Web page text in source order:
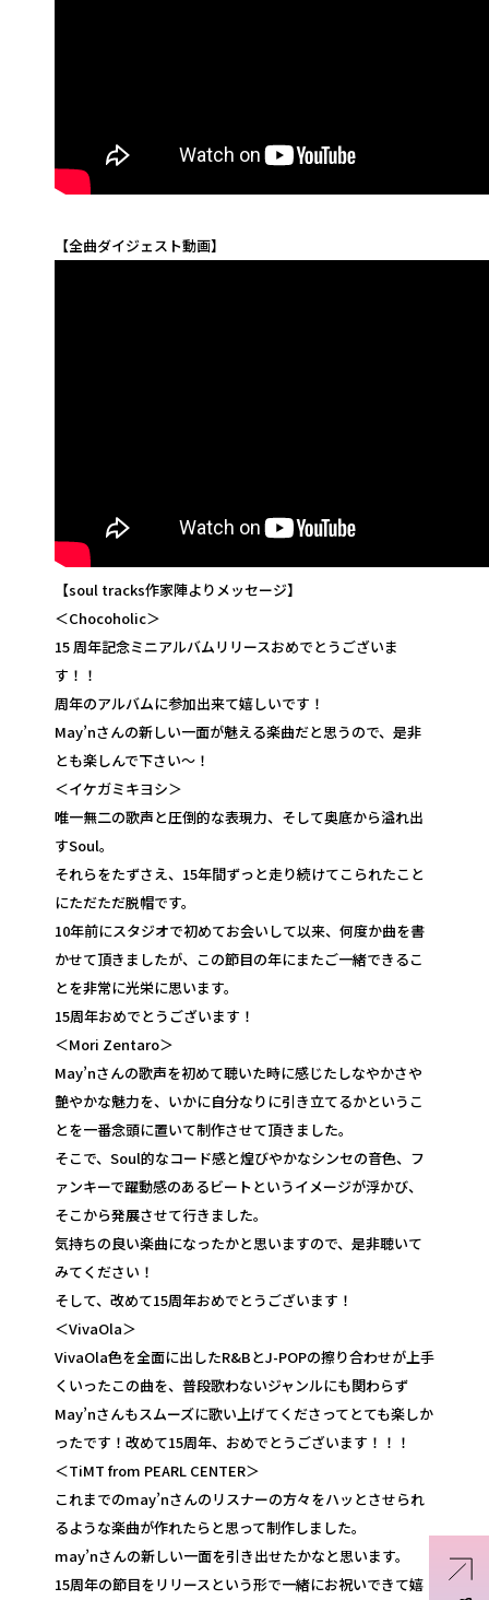
【全曲ダイジェスト動画】
【soul tracks作家陣よりメッセージ】
＜Chocoholic＞
15 周年記念ミニアルバムリリースおめでとうございま
す！！
周年のアルバムに参加出来て嬉しいです！
May’nさんの新しい一面が魅える楽曲だと思うので、是非
とも楽しんで下さい〜！
＜イケガミキヨシ＞
唯一無二の歌声と圧倒的な表現力、そして奥底から溢れ出
すSoul。
それらをたずさえ、15年間ずっと走り続けてこられたこと
にただただ脱帽です。
10年前にスタジオで初めてお会いして以来、何度か曲を書
かせて頂きましたが、この節目の年にまたご一緒できるこ
とを非常に光栄に思います。
15周年おめでとうございます！
＜Mori Zentaro＞
May’nさんの歌声を初めて聴いた時に感じたしなやかさや
艶やかな魅力を、いかに自分なりに引き立てるかというこ
とを一番念頭に置いて制作させて頂きました。
そこで、Soul的なコード感と煌びやかなシンセの音色、フ
ァンキーで躍動感のあるビートというイメージが浮かび、
そこから発展させて行きました。
気持ちの良い楽曲になったかと思いますので、是非聴いて
みてください！
そして、改めて15周年おめでとうございます！
＜VivaOla＞
VivaOla色を全面に出したR&BとJ-POPの擦り合わせが上手
くいったこの曲を、普段歌わないジャンルにも関わらず
May’nさんもスムーズに歌い上げてくださってとても楽しか
ったです！改めて15周年、おめでとうございます！！！
＜TiMT from PEARL CENTER＞
これまでのmay’nさんのリスナーの方々をハッとさせられ
るような楽曲が作れたらと思って制作しました。
may’nさんの新しい一面を引き出せたかなと思います。
15周年の節目をリリースという形で一緒にお祝いできて嬉